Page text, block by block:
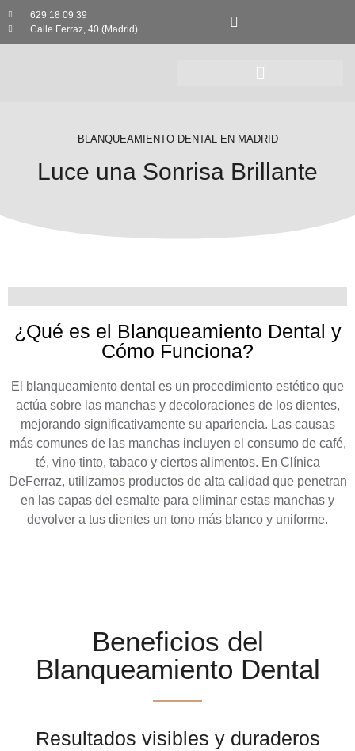
629 18 09 39
Calle Ferraz, 40 (Madrid)
BLANQUEAMIENTO DENTAL EN MADRID
Luce una Sonrisa Brillante
¿Qué es el Blanqueamiento Dental y
Cómo Funciona?
El blanqueamiento dental es un procedimiento estético que
actúa sobre las manchas y decoloraciones de los dientes,
mejorando significativamente su apariencia. Las causas
más comunes de las manchas incluyen el consumo de café,
té, vino tinto, tabaco y ciertos alimentos. En Clínica
DeFerraz, utilizamos productos de alta calidad que penetran
en las capas del esmalte para eliminar estas manchas y
devolver a tus dientes un tono más blanco y uniforme.
Beneficios del
Blanqueamiento Dental
Resultados visibles y duraderos